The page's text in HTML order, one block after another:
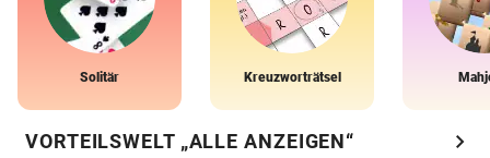
Solitär Kreuzworträtsel
VORTEILSWELT „ALLE ANZEIGEN“ chevron_right